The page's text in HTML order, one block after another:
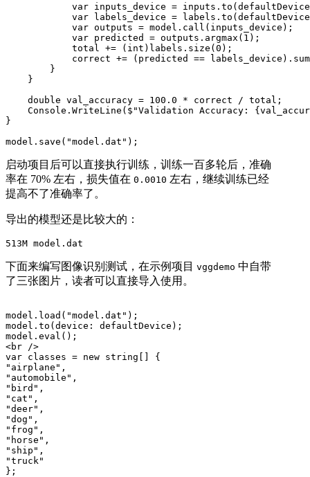
var inputs_device =
var labels_device =
            var outputs = model.call(inputs_device);
            var predicted = outputs.argmax(1);
            total += (int)labels.size(0);
correct += (predicted ==
        }
    }
    double val_accuracy = 100.0 * correct / total;
Console.WriteLine($"Validation Accuracy:
}
model.save("model.dat");
启动项目后可以直接执行训练，训练一百多轮后，准确
率在 70% 左右，损失值在 0.0010 左右，继续训练已经
提高不了准确率了。
导出的模型还是比较大的：
513M model.dat
下面来编写图像识别测试，在示例项目 vggdemo 中自带
了三张图片，读者可以直接导入使用。
model.load("model.dat");
model.to(device: defaultDevice);
model.eval();
<br />
var classes = new string[] {
"airplane",
"automobile",
"bird",
"cat",
"deer",
"dog",
"frog",
"horse",
"ship",
"truck"
};